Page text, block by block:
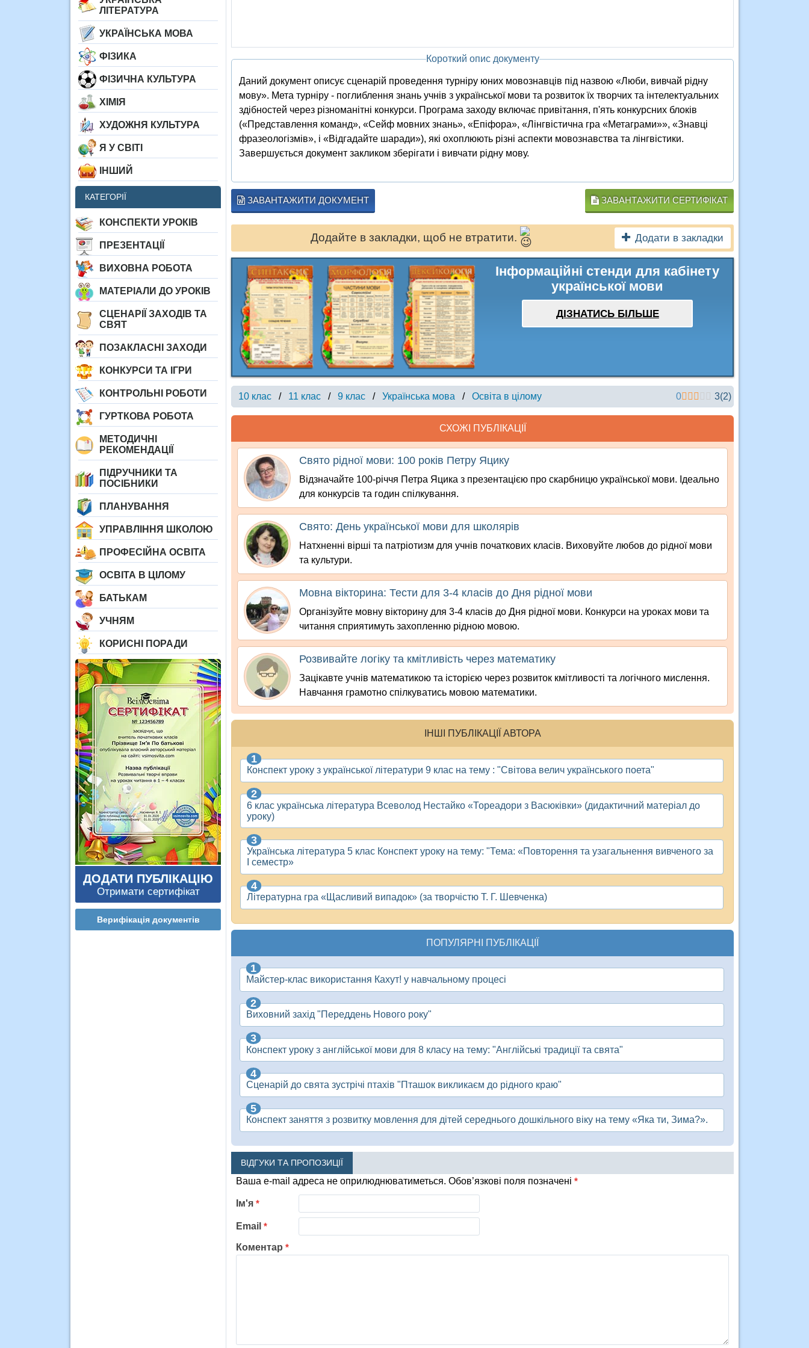
ЛІТЕРАТУРА
УКРАЇНСЬКА МОВА
ФІЗИКА
ФІЗИЧНА КУЛЬТУРА
ХІМІЯ
ХУДОЖНЯ КУЛЬТУРА
Я У СВІТІ
ІНШИЙ
КАТЕГОРІЇ
КОНСПЕКТИ УРОКІВ
ПРЕЗЕНТАЦІЇ
ВИХОВНА РОБОТА
МАТЕРІАЛИ ДО УРОКІВ
СЦЕНАРІЇ ЗАХОДІВ ТА
СВЯТ
ПОЗАКЛАСНІ ЗАХОДИ
КОНКУРСИ ТА ІГРИ
КОНТРОЛЬНІ РОБОТИ
ГУРТКОВА РОБОТА
МЕТОДИЧНІ
РЕКОМЕНДАЦІЇ
ПІДРУЧНИКИ ТА
ПОСІБНИКИ
ПЛАНУВАННЯ
УПРАВЛІННЯ ШКОЛОЮ
ПРОФЕСІЙНА ОСВІТА
ОСВІТА В ЦІЛОМУ
БАТЬКАМ
УЧНЯМ
КОРИСНІ ПОРАДИ
ДОДАТИ ПУБЛІКАЦІЮ
Отримати сертифікат
Верифікація документів
Короткий опис документу
Даний документ описує сценарій проведення турніру юних мовознавців під назвою «Люби, вивчай рідну
мову». Мета турніру - поглиблення знань учнів з української мови та розвиток їх творчих та інтелектуальних
здібностей через різноманітні конкурси. Програма заходу включає привітання, п'ять конкурсних блоків
(«Представлення команд», «Сейф мовних знань», «Епіфора», «Лінгвістична гра «Метаграми»», «Знавці
фразеологізмів», і «Відгадайте шаради»), які охоплюють різні аспекти мовознавства та лінгвістики.
Завершується документ закликом зберігати і вивчати рідну мову.
ЗАВАНТАЖИТИ ДОКУМЕНТ ЗАВАНТАЖИТИ СЕРТИФІКАТ
Додайте в закладки, щоб не втратити. Додати в закладки
Інформаційні стенди для кабінету
української мови
ДІЗНАТИСЬ БІЛЬШЕ
10 клас / 11 клас / 9 клас / Українська мова / Освіта в цілому 0 3(2)
СХОЖІ ПУБЛІКАЦІЇ
Свято рідної мови: 100 років Петру Яцику
Відзначайте 100-річчя Петра Яцика з презентацією про скарбницю української мови. Ідеально
для конкурсів та годин спілкування.
Свято: День української мови для школярів
Натхненні вірші та патріотизм для учнів початкових класів. Виховуйте любов до рідної мови
та культури.
Мовна вікторина: Тести для 3-4 класів до Дня рідної мови
Організуйте мовну вікторину для 3-4 класів до Дня рідної мови. Конкурси на уроках мови та
читання сприятимуть захопленню рідною мовою.
Розвивайте логіку та кмітливість через математику
Зацікавте учнів математикою та історією через розвиток кмітливості та логічного мислення.
Навчання грамотно спілкуватись мовою математики.
ІНШІ ПУБЛІКАЦІЇ АВТОРА
Конспект уроку з української літератури 9 клас на тему : "Світова велич українського поета"
6 клас українська література Всеволод Нестайко «Тореадори з Васюківки» (дидактичний матеріал до
уроку)
Українська література 5 клас Конспект уроку на тему: "Тема: «Повторення та узагальнення вивченого за
І семестр»
Літературна гра «Щасливий випадок» (за творчістю Т. Г. Шевченка)
ПОПУЛЯРНІ ПУБЛІКАЦІЇ
Майстер-клас використання Кахут! у навчальному процесі
Виховний захід "Переддень Нового року"
Конспект уроку з англійської мови для 8 класу на тему: "Англійські традиції та свята"
Сценарій до свята зустрічі птахів "Пташок викликаєм до рідного краю"
Конспект заняття з розвитку мовлення для дітей середнього дошкільного віку на тему «Яка ти, Зима?».
ВІДГУКИ ТА ПРОПОЗИЦІЇ
Ваша e-mail адреса не оприлюднюватиметься. Обов’язкові поля позначені *
Коментар *
Ім'я *
Email *